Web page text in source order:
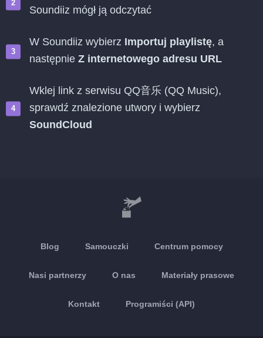
Soundiiz mógł ją odczytać
W Soundiiz wybierz Importuj playlistę, a
następnie Z internetowego adresu URL
Wklej link z serwisu QQ音乐 (QQ Music),
sprawdź znalezione utwory i wybierz
SoundCloud
Blog Samouczki Centrum pomocy
Nasi partnerzy O nas Materiały prasowe
Kontakt Programiści (API)